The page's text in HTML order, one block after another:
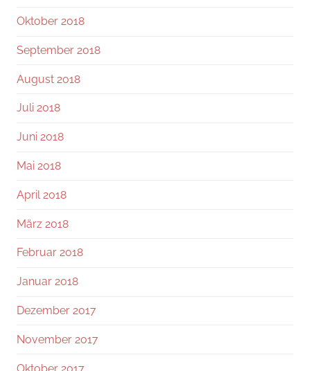
Oktober 2018
September 2018
August 2018
Juli 2018
Juni 2018
Mai 2018
April 2018
März 2018
Februar 2018
Januar 2018
Dezember 2017
November 2017
Oktober 2017